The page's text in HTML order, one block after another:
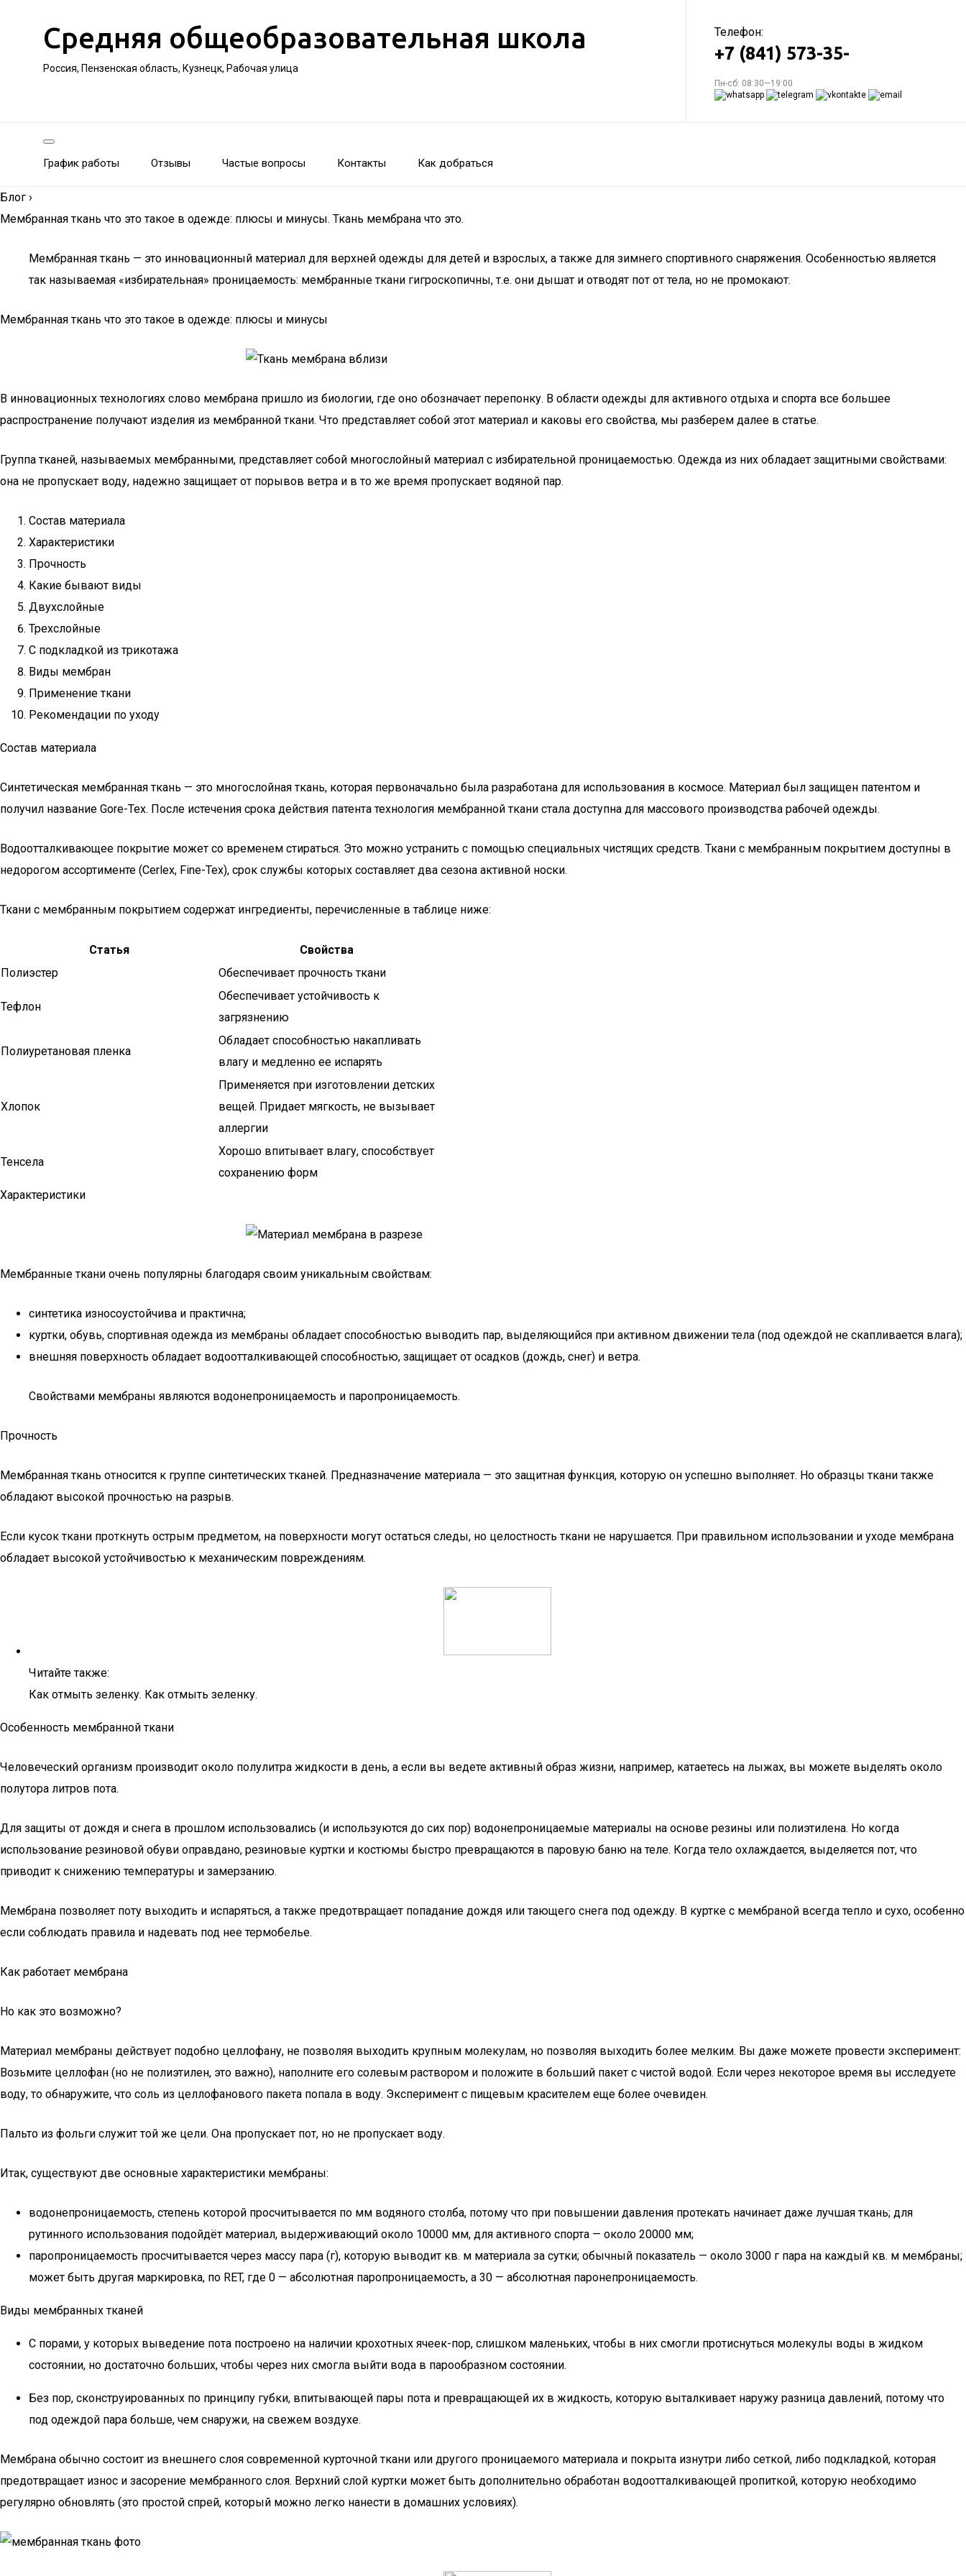
Средняя общеобразовательная школа
Россия, Пензенская область, Кузнецк, Рабочая улица
Телефон:
+7 (841) 573-35-
Пн-сб: 08:30—19:00
График работы Отзывы Частые вопросы Контакты Как добраться
Блог ›
Мембранная ткань что это такое в одежде: плюсы и минусы. Ткань мембрана что это.
Мембранная ткань — это инновационный материал для верхней одежды для детей и взрослых, а также для зимнего спортивного снаряжения. Особенностью является
так называемая «избирательная» проницаемость: мембранные ткани гигроскопичны, т.е. они дышат и отводят пот от тела, но не промокают.
Мембранная ткань что это такое в одежде: плюсы и минусы
В инновационных технологиях слово мембрана пришло из биологии, где оно обозначает перепонку. В области одежды для активного отдыха и спорта все большее
распространение получают изделия из мембранной ткани. Что представляет собой этот материал и каковы его свойства, мы разберем далее в статье.
Группа тканей, называемых мембранными, представляет собой многослойный материал с избирательной проницаемостью. Одежда из них обладает защитными свойствами:
она не пропускает воду, надежно защищает от порывов ветра и в то же время пропускает водяной пар.
Состав материала
Характеристики
Прочность
Какие бывают виды
Двухслойные
Трехслойные
С подкладкой из трикотажа
Виды мембран
Применение ткани
Рекомендации по уходу
Состав материала
Синтетическая мембранная ткань — это многослойная ткань, которая первоначально была разработана для использования в космосе. Материал был защищен патентом и
получил название Gore-Tex. После истечения срока действия патента технология мембранной ткани стала доступна для массового производства рабочей одежды.
Водоотталкивающее покрытие может со временем стираться. Это можно устранить с помощью специальных чистящих средств. Ткани с мембранным покрытием доступны в
недорогом ассортименте (Cerlex, Fine-Tex), срок службы которых составляет два сезона активной носки.
Ткани с мембранным покрытием содержат ингредиенты, перечисленные в таблице ниже:
Статья
Свойства
Полиэстер
Обеспечивает прочность ткани
Тефлон
Обеспечивает устойчивость к
загрязнению
Полиуретановая пленка
Обладает способностью накапливать
влагу и медленно ее испарять
Хлопок
Применяется при изготовлении детских
вещей. Придает мягкость, не вызывает
аллергии
Тенсела
Хорошо впитывает влагу, способствует
сохранению форм
Характеристики
Мембранные ткани очень популярны благодаря своим уникальным свойствам:
синтетика износоустойчива и практична;
куртки, обувь, спортивная одежда из мембраны обладает способностью выводить пар, выделяющийся при активном движении тела (под одеждой не скапливается влага);
внешняя поверхность обладает водоотталкивающей способностью, защищает от осадков (дождь, снег) и ветра.
Свойствами мембраны являются водонепроницаемость и паропроницаемость.
Прочность
Мембранная ткань относится к группе синтетических тканей. Предназначение материала — это защитная функция, которую он успешно выполняет. Но образцы ткани также
обладают высокой прочностью на разрыв.
Если кусок ткани проткнуть острым предметом, на поверхности могут остаться следы, но целостность ткани не нарушается. При правильном использовании и уходе мембрана
обладает высокой устойчивостью к механическим повреждениям.
Читайте также:
Как отмыть зеленку. Как отмыть зеленку.
Особенность мембранной ткани
Человеческий организм производит около полулитра жидкости в день, а если вы ведете активный образ жизни, например, катаетесь на лыжах, вы можете выделять около
полутора литров пота.
Для защиты от дождя и снега в прошлом использовались (и используются до сих пор) водонепроницаемые материалы на основе резины или полиэтилена. Но когда
использование резиновой обуви оправдано, резиновые куртки и костюмы быстро превращаются в паровую баню на теле. Когда тело охлаждается, выделяется пот, что
приводит к снижению температуры и замерзанию.
Мембрана позволяет поту выходить и испаряться, а также предотвращает попадание дождя или тающего снега под одежду. В куртке с мембраной всегда тепло и сухо, особенно
если соблюдать правила и надевать под нее термобелье.
Как работает мембрана
Но как это возможно?
Материал мембраны действует подобно целлофану, не позволяя выходить крупным молекулам, но позволяя выходить более мелким. Вы даже можете провести эксперимент:
Возьмите целлофан (но не полиэтилен, это важно), наполните его солевым раствором и положите в больший пакет с чистой водой. Если через некоторое время вы исследуете
воду, то обнаружите, что соль из целлофанового пакета попала в воду. Эксперимент с пищевым красителем еще более очевиден.
Пальто из фольги служит той же цели. Она пропускает пот, но не пропускает воду.
Итак, существуют две основные характеристики мембраны:
водонепроницаемость, степень которой просчитывается по мм водяного столба, потому что при повышении давления протекать начинает даже лучшая ткань; для
рутинного использования подойдёт материал, выдерживающий около 10000 мм, для активного спорта — около 20000 мм;
паропроницаемость просчитывается через массу пара (г), которую выводит кв. м материала за сутки; обычный показатель — около 3000 г пара на каждый кв. м мембраны;
может быть другая маркировка, по RET, где 0 — абсолютная паропроницаемость, а 30 — абсолютная паронепроницаемость.
Виды мембранных тканей
С порами, у которых выведение пота построено на наличии крохотных ячеек-пор, слишком маленьких, чтобы в них смогли протиснуться молекулы воды в жидком
состоянии, но достаточно больших, чтобы через них смогла выйти вода в парообразном состоянии.
Без пор, сконструированных по принципу губки, впитывающей пары пота и превращающей их в жидкость, которую выталкивает наружу разница давлений, потому что
под одеждой пара больше, чем снаружи, на свежем воздухе.
Мембрана обычно состоит из внешнего слоя современной курточной ткани или другого проницаемого материала и покрыта изнутри либо сеткой, либо подкладкой, которая
предотвращает износ и засорение мембранного слоя. Верхний слой куртки может быть дополнительно обработан водоотталкивающей пропиткой, которую необходимо
регулярно обновлять (это простой спрей, который можно легко нанести в домашних условиях).